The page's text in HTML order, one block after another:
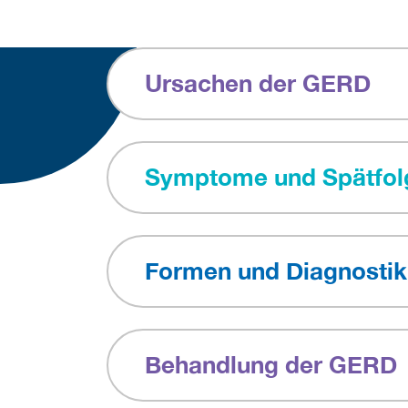
Ursachen der GERD
Symptome und
Formen und Diagnostik
Behandlung der GERD